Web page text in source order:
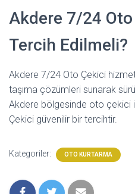
Akdere 7/24
Tercih Edilmeli?
Akdere 7/24 Oto Çekici
taşıma çözümleri sunarak
Akdere bölgesinde oto çekici
Çekici güvenilir bir tercihtir.
Kategoriler: OTO KURTARMA